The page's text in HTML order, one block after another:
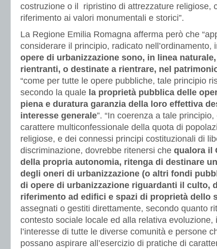
costruzione o il ripristino di attrezzature religiose,
riferimento ai valori monumentali e storici”.
La Regione Emilia Romagna afferma però che
considerare il principio, radicato nell’ordinamento,
opere di urbanizzazione sono, in linea
rientranti, o destinate a rientrare, nel
“come per tutte le opere pubbliche, tale principio
secondo la quale la proprietà pubblica delle
piena e duratura garanzia della loro effettiva
interesse generale”. “In coerenza a tale
carattere multiconfessionale della quota di
religiose, e dei connessi principi costituzionali di
discriminazione, dovrebbe ritenersi che qualora il
della propria autonomia, ritenga di destinare
degli oneri di urbanizzazione (o altri fondi
di opere di urbanizzazione riguardanti il culto,
riferimento ad edifici e spazi di proprietà dello
assegnati o gestiti direttamente, secondo quanto
contesto sociale locale ed alla relativa evoluzione,
l’interesse di tutte le diverse comunità e persone
possano aspirare all’esercizio di pratiche di